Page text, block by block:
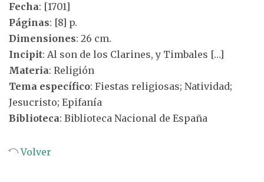
Fecha: [1701]
Páginas: [8] p.
Dimensiones: 26 cm.
Incipit: Al son de los Clarines, y Timbales […]
Materia: Religión
Tema específico: Fiestas religiosas; Natividad;
Jesucristo; Epifanía
Biblioteca: Biblioteca Nacional de España
Volver